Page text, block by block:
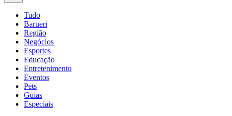
Tudo
Barueri
Região
Negócios
Esportes
Educação
Entretenimento
Eventos
Pets
Guias
Especiais